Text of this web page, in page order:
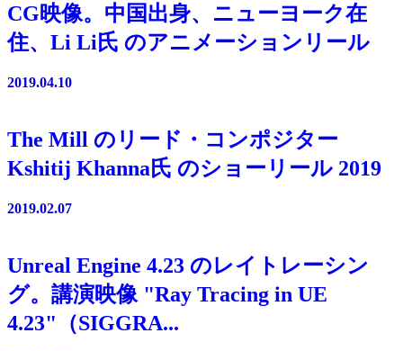
CG映像。中国出身、ニューヨーク在
住、Li Li氏 のアニメーションリール
2019.04.10
The Mill のリード・コンポジター
Kshitij Khanna氏 のショーリール 2019
2019.02.07
Unreal Engine 4.23 のレイトレーシン
グ。講演映像 "Ray Tracing in UE
4.23"（SIGGRA...